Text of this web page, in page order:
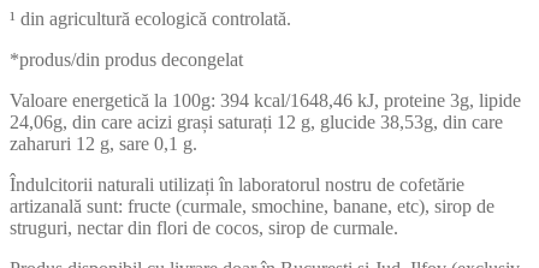
¹ din agricultură ecologică controlată.
*produs/din produs decongelat
Valoare energetică la 100g: 394 kcal/1648,46 kJ, proteine 3g, lipide
24,06g, din care acizi grași saturați 12 g, glucide 38,53g, din care
zaharuri 12 g, sare 0,1 g.
Îndulcitorii naturali utilizați în laboratorul nostru de cofetărie
artizanală sunt: fructe (curmale, smochine, banane, etc), sirop de
struguri, nectar din flori de cocos, sirop de curmale.